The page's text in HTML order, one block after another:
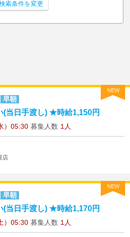
索条件を変更
NEW
早朝
当日手渡し) ★時給1,150円
）05:30 募集人数 1人
店
NEW
早朝
当日手渡し) ★時給1,170円
）05:30 募集人数 1人